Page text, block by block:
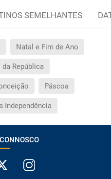
SEMELHANTES
Natal e Fim de Ano
República
Páscoa
Independência